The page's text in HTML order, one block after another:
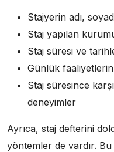
Stajyerin adı,
Staj yapılan
Staj süresi ve
Günlük
Staj süresince
deneyimler
Ayrıca, staj defterini
yöntemler de vardır.